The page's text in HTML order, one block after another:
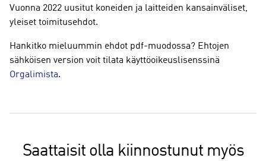
englanti)
määrä
Vuonna 2022 uusitut koneiden ja laitteiden kansainväliset,
yleiset toimitusehdot.
Hankitko mieluummin ehdot pdf-muodossa? Ehtojen
sähköisen version voit tilata käyttöoikeuslisenssinä
Orgalimista.
Saattaisit olla kiinnostunut myös